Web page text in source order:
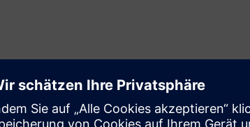
und vieles mehr)